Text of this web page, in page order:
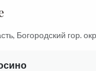
Богородский гор.